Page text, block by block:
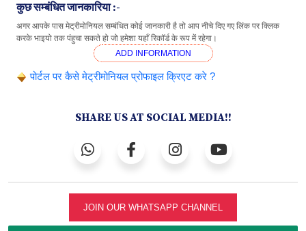
कुछ सम्बंधित जानकारिया :-
अगर आपके पास मेट्रीमोनियल सम्बंधित कोई जानकारी है तो आप नीचे दिए गए लिंक पर क्लिक
करके भाइयो तक पंहुचा सकते हो जो हमेशा यहाँ रिकॉर्ड के रूप में रहेगा।
ADD INFORMATION
पोर्टल पर कैसे मेट्रीमोनियल प्रोफाइल क्रिएट करे ?
SHARE US AT SOCIAL MEDIA!!
JOIN OUR WHATSAPP CHANNEL